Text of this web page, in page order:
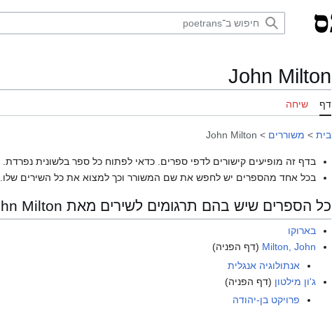
John Milton
דף שיחה
בית > משוררים >
John Milton
בדף זה מופיעים קישורים לדפי ספרים. כדאי לפתוח כל ספר בלשונית נפרדת.
בכל אחד מהספרים יש לחפש את שם המשורר וכך למצוא את כל השירים שלו.
כל הספרים שיש בהם תרגומים לשירים מאת John Milton
בארוקו
Milton, John (דף הפניה)
אנתולוגיה אנגלית
ג'ון מילטון (דף הפניה)
פרויקט בן-יהודה